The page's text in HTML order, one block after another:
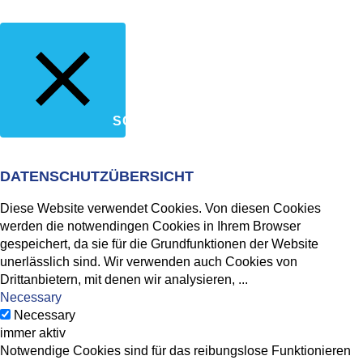
SCHLIESSEN
DATENSCHUTZÜBERSICHT
Diese Website verwendet Cookies. Von diesen Cookies
werden die notwendingen Cookies in Ihrem Browser
gespeichert, da sie für die Grundfunktionen der Website
unerlässlich sind. Wir verwenden auch Cookies von
Drittanbietern, mit denen wir analysieren, ...
Necessary
Necessary
immer aktiv
Notwendige Cookies sind für das reibungslose Funktionieren